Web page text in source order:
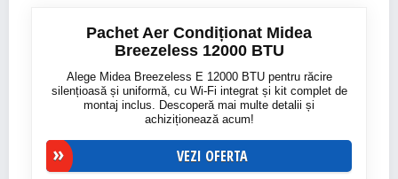
Pachet Aer Condiționat Midea
Breezeless 12000 BTU
Alege Midea Breezeless E 12000 BTU pentru răcire
silențioasă și uniformă, cu Wi-Fi integrat și kit complet de
montaj inclus. Descoperă mai multe detalii și
achiziționează acum!
VEZI OFERTA